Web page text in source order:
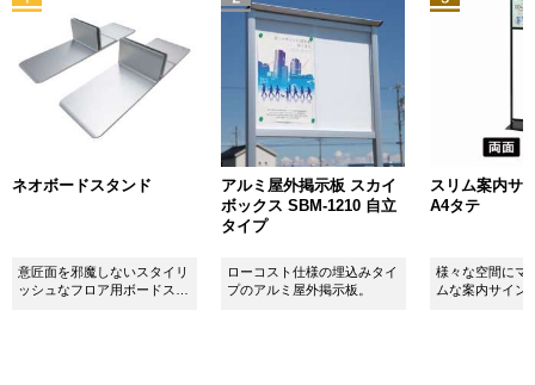
ネオボードスタンド
意匠面を邪魔しないスタイリ
ッシュなフロア用ボードスタ
アルミ屋外掲示板 スカイ
ボックス SBM-1210 自立
タイプ
ローコスト仕様の埋込みタイ
プのアルミ屋外掲示板。
スリム案内サ
A4タテ
様々な空間にマ
ムな案内サイン